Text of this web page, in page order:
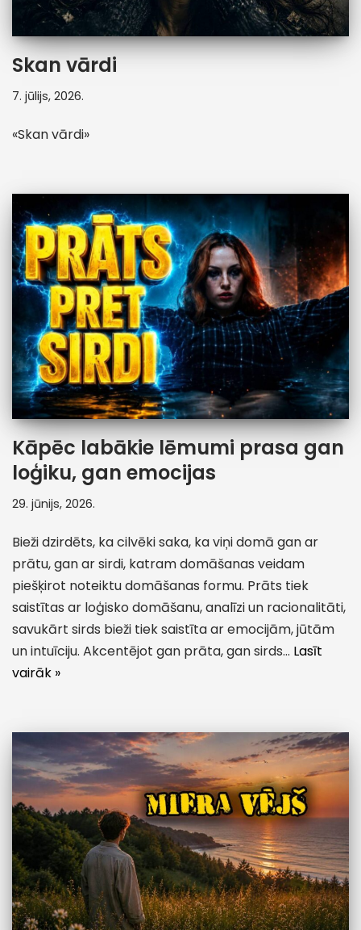
Skan vārdi
7. jūlijs, 2026.
«Skan vārdi»
Kāpēc labākie lēmumi prasa gan
loģiku, gan emocijas
29. jūnijs, 2026.
Bieži dzirdēts, ka cilvēki saka, ka viņi domā gan ar
prātu, gan ar sirdi, katram domāšanas veidam
piešķirot noteiktu domāšanas formu. Prāts tiek
saistītas ar loģisko domāšanu, analīzi un racionalitāti,
savukārt sirds bieži tiek saistīta ar emocijām, jūtām
un intuīciju. Akcentējot gan prāta, gan sirds… Lasīt
vairāk »